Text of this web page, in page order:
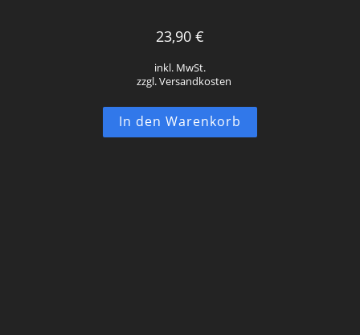
23,90 €
inkl. MwSt.
zzgl. Versandkosten
In den Warenkorb